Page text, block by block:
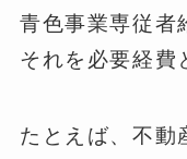
青色事業専従者
それを必要経費
たとえば、不動